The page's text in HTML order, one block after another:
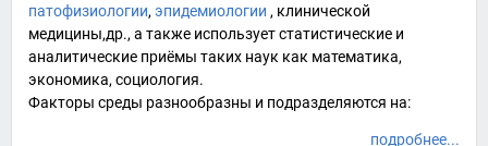
патофизиологии, эпидемиологии , клинической
медицины,др., а также использует статистические и
аналитические приёмы таких наук как математика,
экономика, социология.
Факторы среды разнообразны и подразделяются на:
подробнее...